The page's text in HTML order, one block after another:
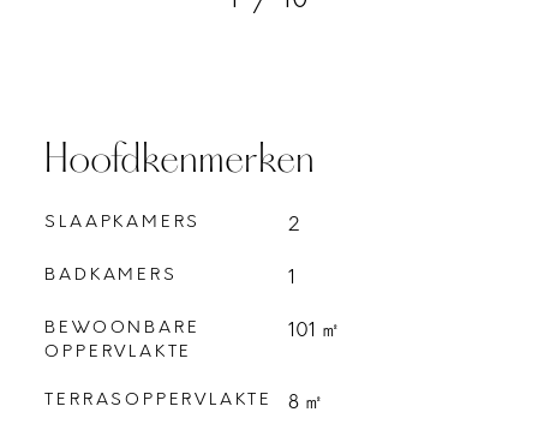
Hoofdkenmerken
SLAAPKAMERS 2
BADKAMERS 1
BEWOONBARE
OPPERVLAKTE
101 ㎡
TERRASOPPERVLAKTE 8 ㎡